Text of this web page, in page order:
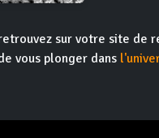
sur votre site de
vous plonger dans